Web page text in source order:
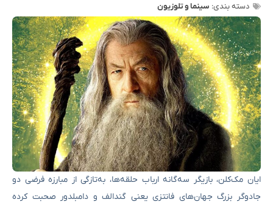
دسته بندی: سینما و تلوزیون
ایان مک‌کلن، بازیگر سه‌گانه ارباب حلقه‌ها، به‌تازگی از مبارزه فرضی دو
جادوگر بزرگ جهان‌های فانتزی یعنی گندالف و دامبلدور صحبت کرده